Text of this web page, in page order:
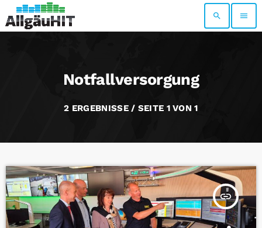
search menu
Notfallversorgung
2 ERGEBNISSE / SEITE 1 VON 1
insert_link